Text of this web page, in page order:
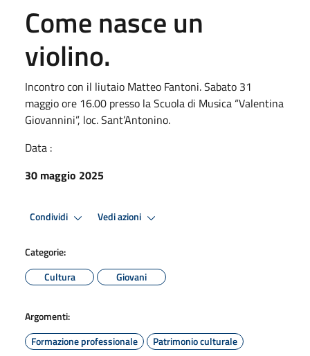
Come nasce un
violino.
Incontro con il liutaio Matteo Fantoni. Sabato 31
maggio ore 16.00 presso la Scuola di Musica “Valentina
Giovannini”, loc. Sant’Antonino.
Data :
30 maggio 2025
Condividi Vedi azioni
Categorie:
Cultura
Giovani
Argomenti:
Formazione professionale
Patrimonio culturale